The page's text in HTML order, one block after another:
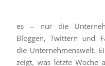
es – nur die
Bloggen, Twittern und
die Unternehmenswelt.
zeigt, was letzte Woche